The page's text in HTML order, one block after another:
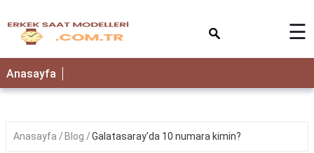
☰
Anasayfa
Anasayfa Blog Galatasaray'da 10 numara kimin?